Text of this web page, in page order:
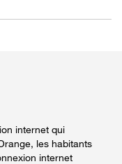
internet qui
les habitants
internet